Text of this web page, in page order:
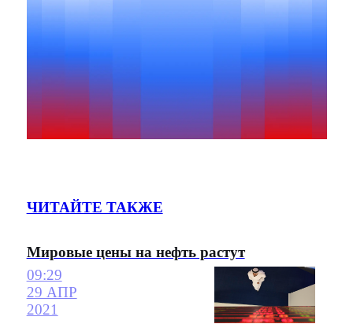
ЧИТАЙТЕ ТАКЖЕ
Мировые цены на нефть растут
09:29
29 АПР
2021